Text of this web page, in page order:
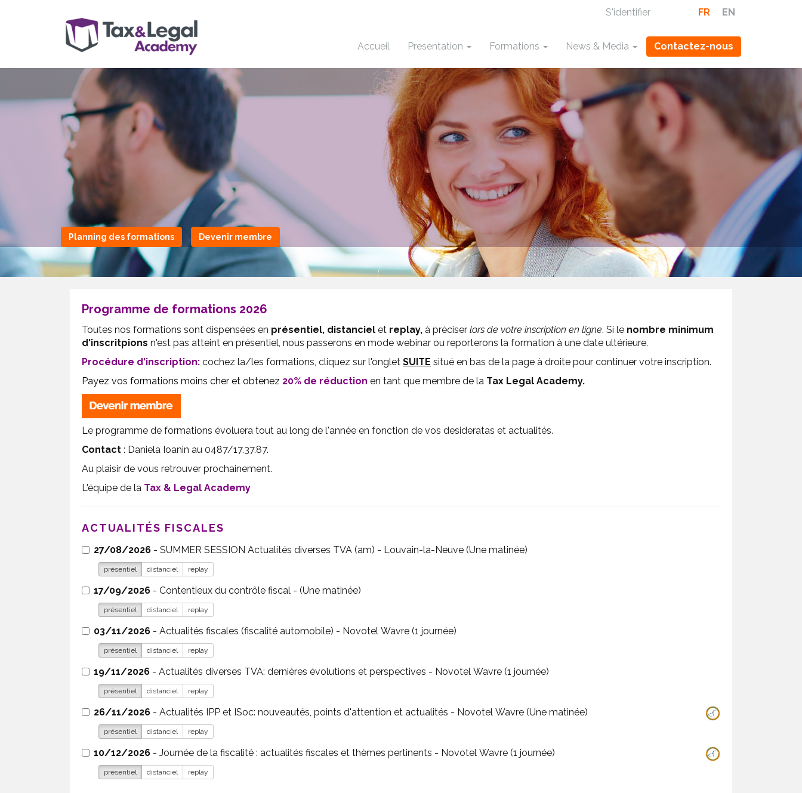
S'identifier FR EN
Accueil Presentation Formations News & Media Contactez-nous
Planning des formations Devenir membre
Programme de formations 2026
Toutes nos formations sont dispensées en présentiel, distanciel et replay, à préciser lors de votre inscription en ligne. Si le nombre minimum
d'inscritpions n'est pas atteint en présentiel, nous passerons en mode webinar ou reporterons la formation à une date ultérieure.
Procédure d'inscription: cochez la/les formations, cliquez sur l'onglet SUITE situé en bas de la page à droite pour continuer votre inscription.
Payez vos formations moins cher et obtenez 20% de réduction en tant que membre de la Tax Legal Academy.
Le programme de formations évoluera tout au long de l'année en fonction de vos desideratas et actualités.
Contact : Daniela Ioanin au 0487/17.37.87.
Au plaisir de vous retrouver prochainement.
L'équipe de la Tax & Legal Academy
ACTUALITÉS FISCALES
27/08/2026 - SUMMER SESSION Actualités diverses TVA (am) - Louvain-la-Neuve (Une matinée)
présentiel distanciel replay
17/09/2026 - Contentieux du contrôle fiscal - (Une matinée)
présentiel distanciel replay
03/11/2026 - Actualités fiscales (fiscalité automobile) - Novotel Wavre (1 journée)
présentiel distanciel replay
19/11/2026 - Actualités diverses TVA: dernières évolutions et perspectives - Novotel Wavre (1 journée)
présentiel distanciel replay
26/11/2026 - Actualités IPP et ISoc: nouveautés, points d'attention et actualités - Novotel Wavre (Une matinée)
présentiel distanciel replay
10/12/2026 - Journée de la fiscalité : actualités fiscales et thèmes pertinents - Novotel Wavre (1 journée)
présentiel distanciel replay